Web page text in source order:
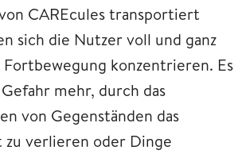
CAREcules transportiert
sich die Nutzer voll und ganz
konzentrieren. Es
mehr, durch das
von Gegenständen das
verlieren oder Dinge